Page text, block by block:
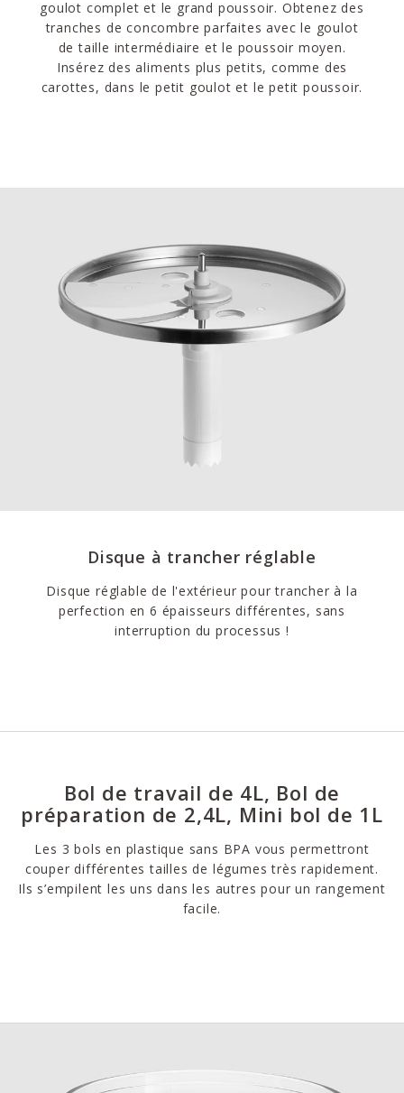
goulot complet et le grand poussoir. Obtenez des
tranches de concombre parfaites avec le goulot
de taille intermédiaire et le poussoir moyen.
Insérez des aliments plus petits, comme des
carottes, dans le petit goulot et le petit poussoir.
Disque à trancher réglable
Disque réglable de l'extérieur pour trancher à la
perfection en 6 épaisseurs différentes, sans
interruption du processus !
Bol de travail de 4L, Bol de
préparation de 2,4L, Mini bol de 1L
Les 3 bols en plastique sans BPA vous permettront
couper différentes tailles de légumes très rapidement.
Ils s’empilent les uns dans les autres pour un rangement
facile.